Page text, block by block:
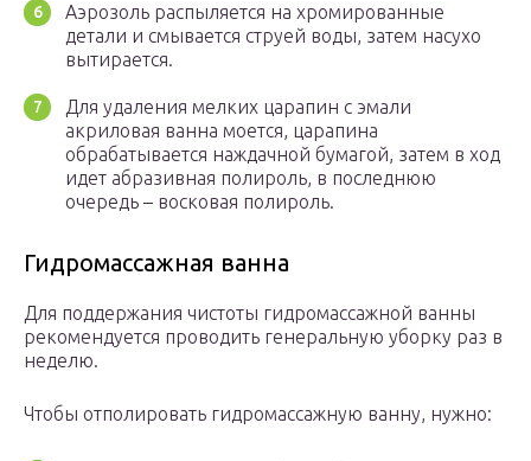
Аэрозоль распыляется на хромированные
детали и смывается струей воды, затем насухо
вытирается.
Для удаления мелких царапин с эмали
акриловая ванна моется, царапина
обрабатывается наждачной бумагой, затем в ход
идет абразивная полироль, в последнюю
очередь – восковая полироль.
Гидромассажная ванна
Для поддержания чистоты гидромассажной ванны
рекомендуется проводить генеральную уборку раз в
неделю.
Чтобы отполировать гидромассажную ванну, нужно: